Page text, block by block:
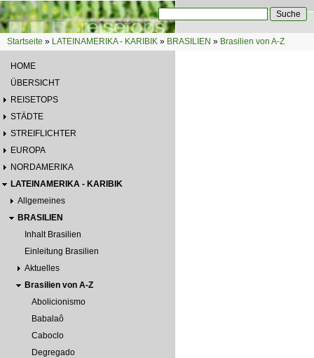
Direkt zum Inhalt
Suchformular
Sie sind hier
Startseite » LATEINAMERIKA - KARIBIK » BRASILIEN » Brasilien von A-Z
HOME
ÜBERSICHT
REISETOPS
STÄDTE
STREIFLICHTER
EUROPA
NORDAMERIKA
LATEINAMERIKA - KARIBIK
Allgemeines
BRASILIEN
Inhalt Brasilien
Einleitung Brasilien
Aktuelles
Brasilien von A-Z
Abolicionismo
Babalaô
Caboclo
Degregado